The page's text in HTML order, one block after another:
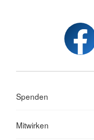
Spenden
Mitwirken